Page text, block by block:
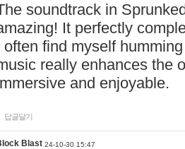
soundtrack in
It perfectly
often find myself
really enhances the
and enjoyable.
답글달기
Blast 24-10-30 15:47